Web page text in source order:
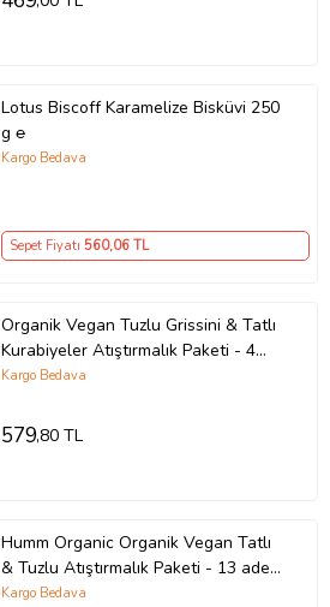
Lotus Biscoff Karamelize Bisküvi 250
g ℮
Kargo Bedava
Sepet Fiyatı 560,06 TL
Organik Vegan Tuzlu Grissini & Tatlı
Kurabiyeler Atıştırmalık Paketi - 4
adet (2 çeşit)
Kargo Bedava
579,80 TL
Humm Organic Organik Vegan Tatlı
& Tuzlu Atıştırmalık Paketi - 13 adet
(13 çeşit)
Kargo Bedava